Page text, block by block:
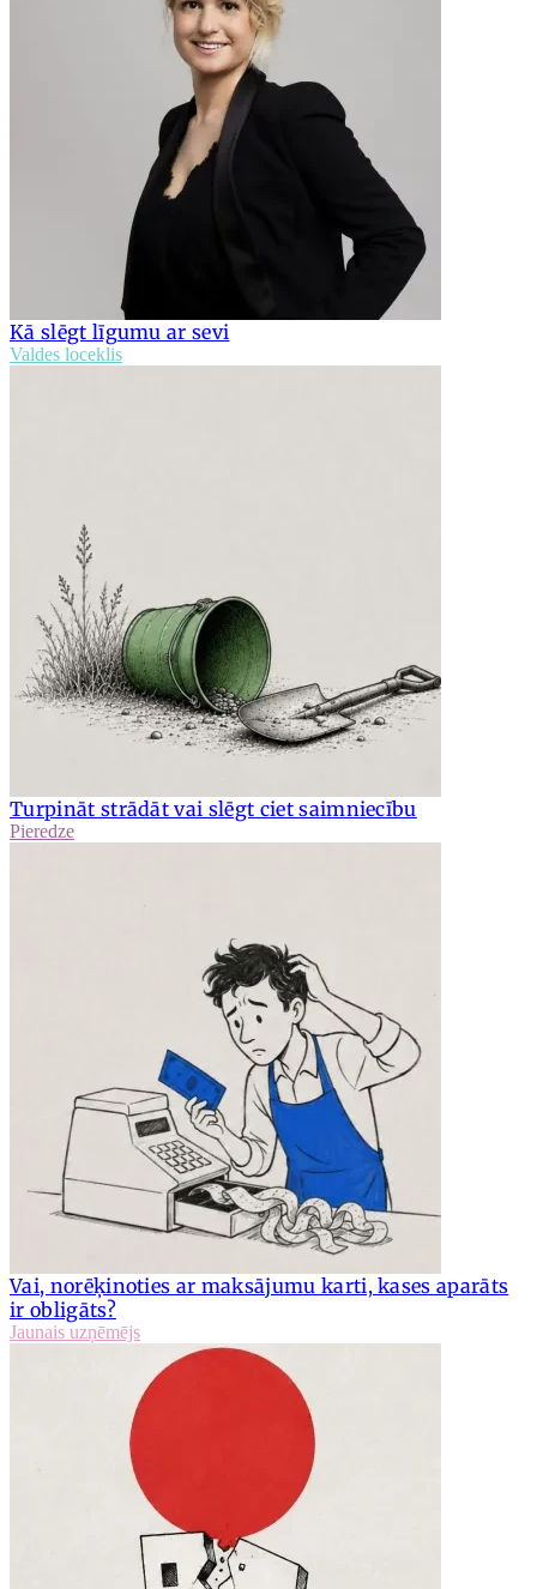
Kā slēgt līgumu ar sevi
Valdes loceklis
Turpināt strādāt vai slēgt ciet saimniecību
Pieredze
Vai, norēķinoties ar maksājumu karti, kases aparāts
ir obligāts?
Jaunais uzņēmējs